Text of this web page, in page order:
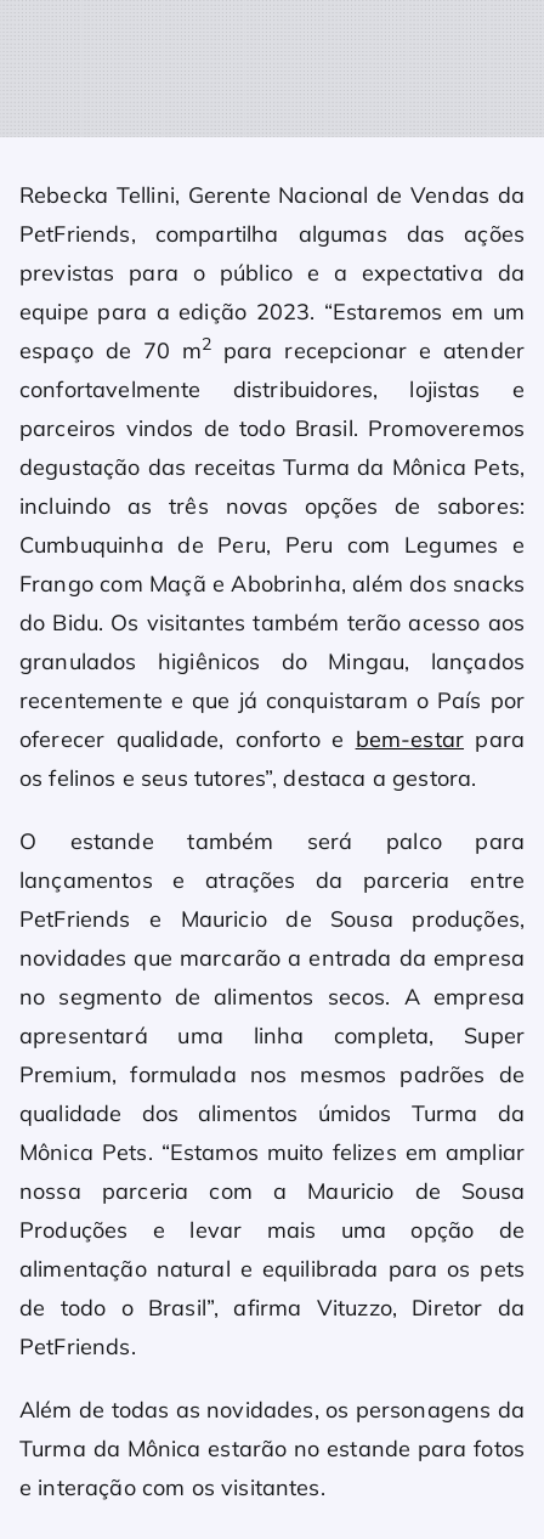
Rebecka Tellini, Gerente Nacional de Vendas da
PetFriends, compartilha algumas das ações
previstas para o público e a expectativa da
equipe para a edição 2023. “Estaremos em um
espaço de 70 m2
para recepcionar e atender
confortavelmente distribuidores, lojistas e
parceiros vindos de todo Brasil. Promoveremos
degustação das receitas Turma da Mônica Pets,
incluindo as três novas opções de sabores:
Cumbuquinha de Peru, Peru com Legumes e
Frango com Maçã e Abobrinha, além dos snacks
do Bidu. Os visitantes também terão acesso aos
granulados higiênicos do Mingau, lançados
recentemente e que já conquistaram o País por
oferecer qualidade, conforto e bem-estar para
os felinos e seus tutores”, destaca a gestora.
O estande também será palco para
lançamentos e atrações da parceria entre
PetFriends e Mauricio de Sousa produções,
novidades que marcarão a entrada da empresa
no segmento de alimentos secos. A empresa
apresentará uma linha completa, Super
Premium, formulada nos mesmos padrões de
qualidade dos alimentos úmidos Turma da
Mônica Pets. “Estamos muito felizes em ampliar
nossa parceria com a Mauricio de Sousa
Produções e levar mais uma opção de
alimentação natural e equilibrada para os pets
de todo o Brasil”, afirma Vituzzo, Diretor da
PetFriends.
Além de todas as novidades, os personagens da
Turma da Mônica estarão no estande para fotos
e interação com os visitantes.